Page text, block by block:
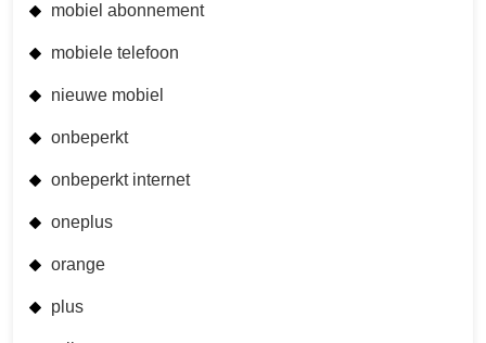
mobiel abonnement
mobiele telefoon
nieuwe mobiel
onbeperkt
onbeperkt internet
oneplus
orange
plus